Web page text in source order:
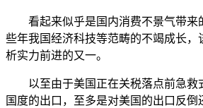
看起来似乎是国内消费不景气带来
些年我国经济科技等范畴的不竭成长，
析实力前进的又一。
以至由于美国正在关税落点前急救
国度的出口，至多是对美国的出口反倒